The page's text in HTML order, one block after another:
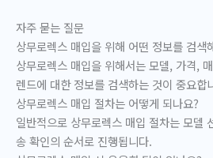
자주 묻는 질문
상무로렉스 매입을 위해 어떤 정보를 검색
상무로렉스 매입을 위해서는 모델, 가격,
렌드에 대한 정보를 검색하는 것이 중요합
상무로렉스 매입 절차는 어떻게 되나요?
일반적으로 상무로렉스 매입 절차는 모델
송 확인의 순서로 진행됩니다.